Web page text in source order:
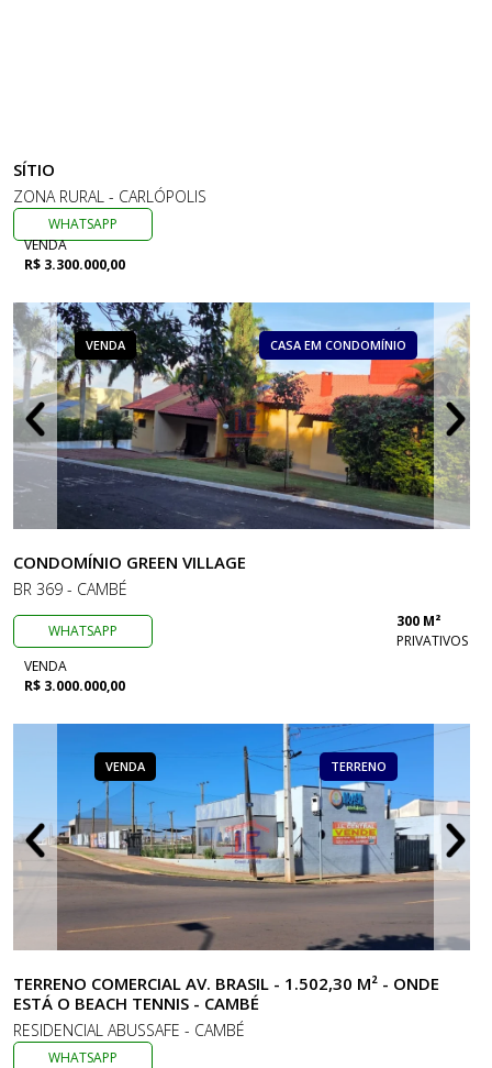
SÍTIO
ZONA RURAL - CARLÓPOLIS
WHATSAPP
VENDA
R$ 3.300.000,00
VENDA CASA EM CONDOMÍNIO
CONDOMÍNIO GREEN VILLAGE
BR 369 - CAMBÉ
WHATSAPP
300 M²
PRIVATIVOS
VENDA
R$ 3.000.000,00
VENDA TERRENO
TERRENO COMERCIAL AV. BRASIL - 1.502,30 M² - ONDE
ESTÁ O BEACH TENNIS - CAMBÉ
RESIDENCIAL ABUSSAFE - CAMBÉ
WHATSAPP